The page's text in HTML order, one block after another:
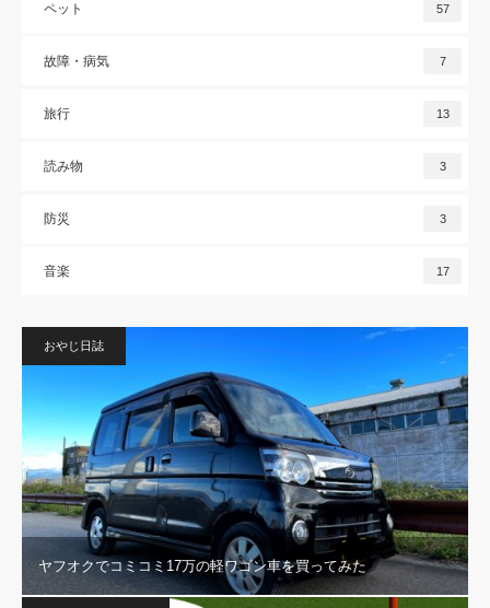
ペット 57
故障・病気 7
旅行 13
読み物 3
防災 3
音楽 17
おやじ日誌
ヤフオクでコミコミ17万の軽ワゴン車を買ってみた